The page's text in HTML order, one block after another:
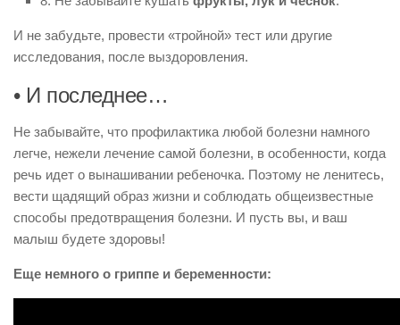
И не забудьте, провести «тройной» тест или другие
исследования, после выздоровления.
• И последнее…
Не забывайте, что профилактика любой болезни намного
легче, нежели лечение самой болезни, в особенности, когда
речь идет о вынашивании ребеночка. Поэтому не ленитесь,
вести щадящий образ жизни и соблюдать общеизвестные
способы предотвращения болезни. И пусть вы, и ваш
малыш будете здоровы!
Еще немного о гриппе и беременности: